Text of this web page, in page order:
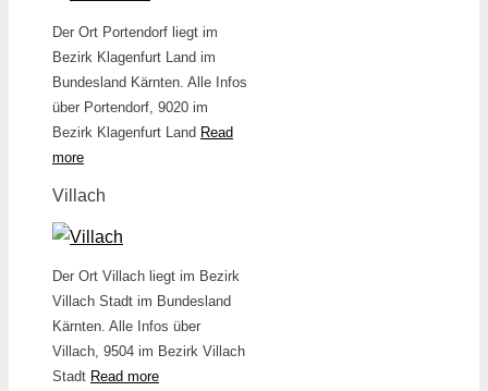
Der Ort Portendorf liegt im
Bezirk Klagenfurt Land im
Bundesland Kärnten. Alle Infos
über Portendorf, 9020 im
Bezirk Klagenfurt Land Read
more
Villach
Der Ort Villach liegt im Bezirk
Villach Stadt im Bundesland
Kärnten. Alle Infos über
Villach, 9504 im Bezirk Villach
Stadt Read more